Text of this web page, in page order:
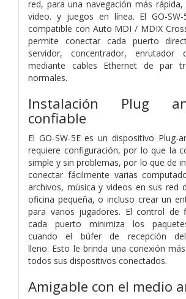
red, para una navegación más
video. y juegos en línea. El GO-
compatible con Auto MDI / MDIX
permite conectar cada puerto
servidor, concentrador, enrutador
mediante cables Ethernet de par
normales.
Instalación Plug
confiable
El GO-SW-5E es un dispositivo Plug-
requiere configuración, por lo que la
simple y sin problemas, por lo que de
conectar fácilmente varias
archivos, música y videos en sus red
oficina pequeña, o incluso crear un
para varios jugadores. El control de
cada puerto minimiza los
cuando el búfer de recepción
lleno. Esto le brinda una conexión
todos sus dispositivos conectados.
Amigable con el medio